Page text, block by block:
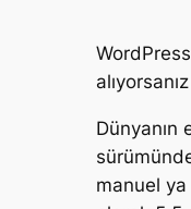
Dünyanın
manuel